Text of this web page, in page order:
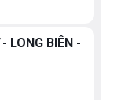
LONG BIÊN -